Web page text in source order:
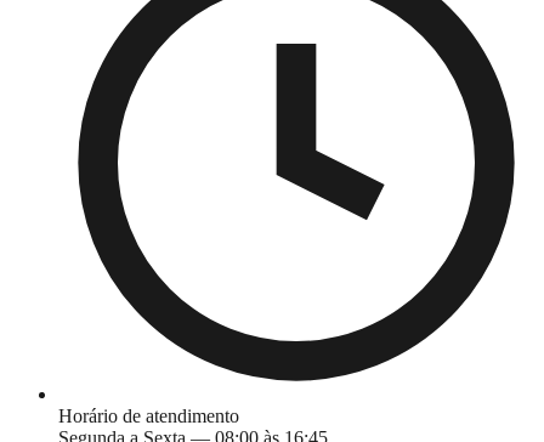
Horário de atendimento